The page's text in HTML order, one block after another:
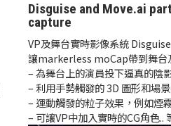
Disguise and Move.ai
capture
VP及舞台實時影像系統
讓markerless moCap帶到舞台
– 為舞台上的演員投下逼真的陰
– 利用手勢觸發的 3D 圖形和場
– 運動觸發的粒子效果，例如煙
– 可讓VP中加入實時的CG角色..